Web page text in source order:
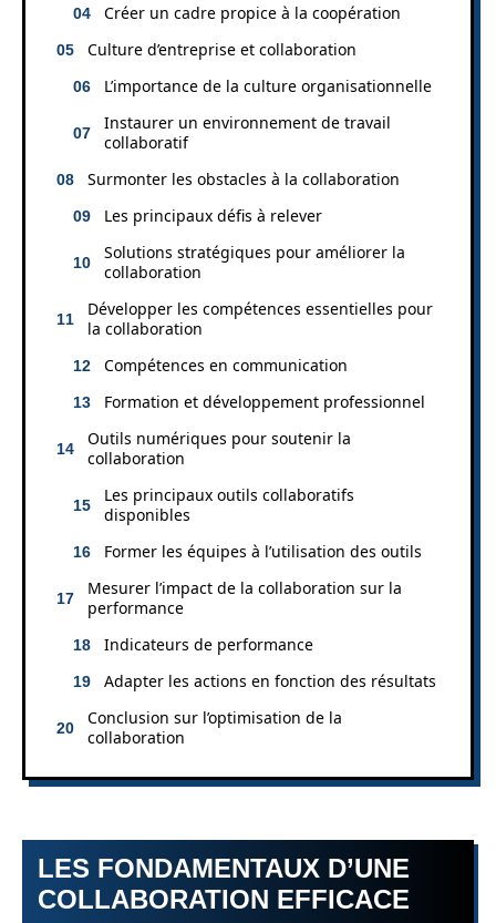
Créer un cadre propice à la coopération
Culture d’entreprise et collaboration
L’importance de la culture organisationnelle
Instaurer un environnement de travail
collaboratif
Surmonter les obstacles à la collaboration
Les principaux défis à relever
Solutions stratégiques pour améliorer la
collaboration
Développer les compétences essentielles pour
la collaboration
Compétences en communication
Formation et développement professionnel
Outils numériques pour soutenir la
collaboration
Les principaux outils collaboratifs
disponibles
Former les équipes à l’utilisation des outils
Mesurer l’impact de la collaboration sur la
performance
Indicateurs de performance
Adapter les actions en fonction des résultats
Conclusion sur l’optimisation de la
collaboration
LES FONDAMENTAUX D’UNE
COLLABORATION EFFICACE